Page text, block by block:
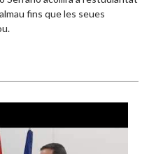
fins que les seues